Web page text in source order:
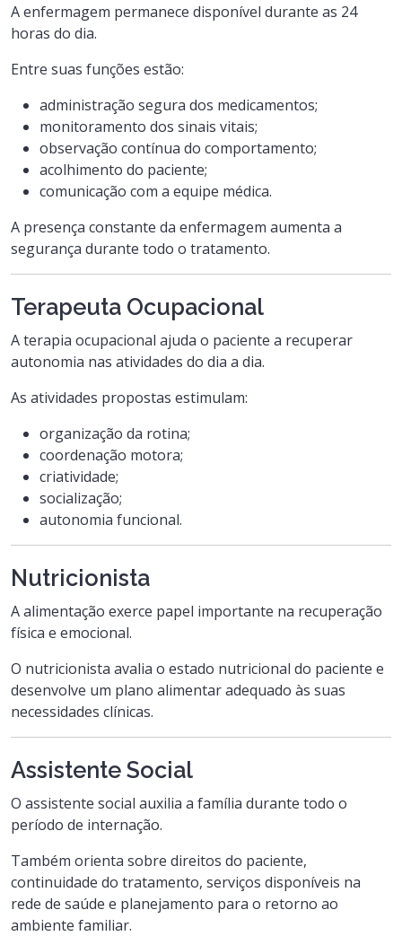
A enfermagem permanece disponível durante as 24
horas do dia.
Entre suas funções estão:
administração segura dos medicamentos;
monitoramento dos sinais vitais;
observação contínua do comportamento;
acolhimento do paciente;
comunicação com a equipe médica.
A presença constante da enfermagem aumenta a
segurança durante todo o tratamento.
Terapeuta Ocupacional
A terapia ocupacional ajuda o paciente a recuperar
autonomia nas atividades do dia a dia.
As atividades propostas estimulam:
organização da rotina;
coordenação motora;
criatividade;
socialização;
autonomia funcional.
Nutricionista
A alimentação exerce papel importante na recuperação
física e emocional.
O nutricionista avalia o estado nutricional do paciente e
desenvolve um plano alimentar adequado às suas
necessidades clínicas.
Assistente Social
O assistente social auxilia a família durante todo o
período de internação.
Também orienta sobre direitos do paciente,
continuidade do tratamento, serviços disponíveis na
rede de saúde e planejamento para o retorno ao
ambiente familiar.